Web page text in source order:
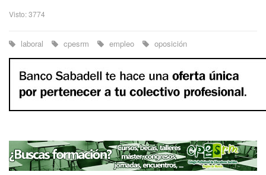
Visto: 3774
laboral cpesrm empleo oposición